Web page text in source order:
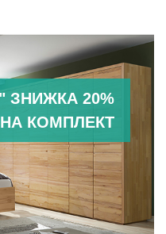
ЗНИЖКА 20%
НА КОМПЛЕКТ